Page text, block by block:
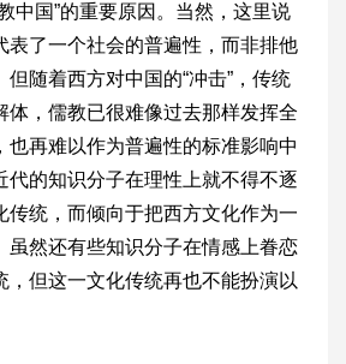
中国”的重要原因。当然，这里说
表了一个社会的普遍性，而非排他
但随着西方对中国的“冲击”，传统
体，儒教已很难像过去那样发挥全
也再难以作为普遍性的标准影响中
代的知识分子在理性上就不得不逐
传统，而倾向于把西方文化作为一
虽然还有些知识分子在情感上眷恋
，但这一文化传统再也不能扮演以